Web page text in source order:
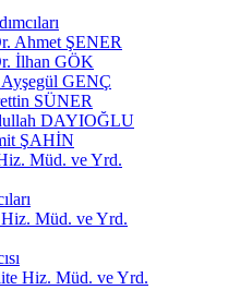
Ahmet ŞENER
İlhan GÖK
GENÇ
SÜNER
DAYIOĞLU
ŞAHİN
Müd. ve Yrd.
Hiz. Müd. ve Yrd.
Hiz. Müd. ve Yrd.